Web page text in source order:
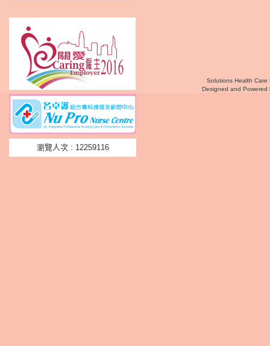
瀏覽人次 : 12259116
Solutions Health Care
Designed and